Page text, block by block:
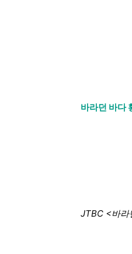
바라던 바다
JTBC <바라